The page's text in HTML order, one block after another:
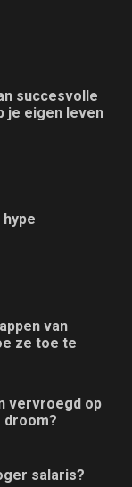
succesvolle
je eigen leven
hype
van
ze toe te
vervroegd op
droom?
salaris?